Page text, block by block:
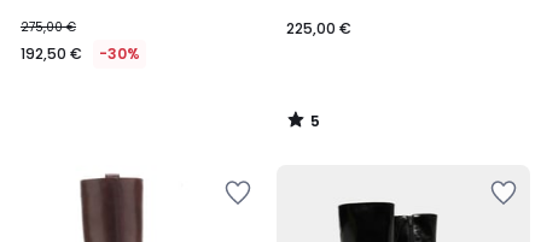
275,00 €
192,50 € -30%
225,00 €
5
/